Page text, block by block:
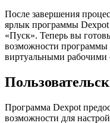
После завершения
ярлык программы
«Пуск». Теперь вы
возможности программы
виртуальными рабочими
Программа Dexpot
возможности для